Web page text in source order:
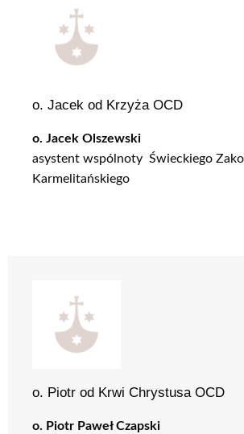
o. Jacek od Krzyża OCD
o. Jacek Olszewski
asystent wspólnoty Świeckiego
Karmelitańskiego
o. Piotr od Krwi Chrystusa OCD
o. Piotr Paweł Czapski